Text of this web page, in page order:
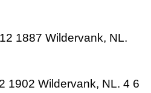
1887 Wildervank, NL.
1902 Wildervank, NL. 4 6